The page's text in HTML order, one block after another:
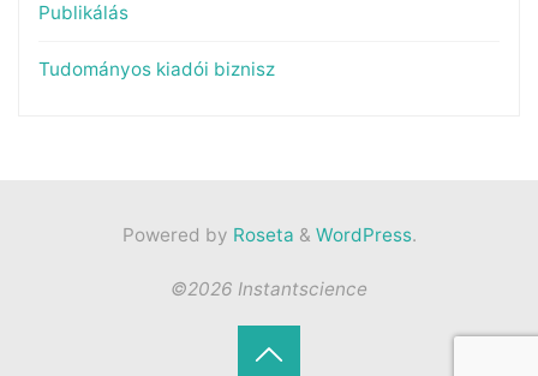
Publikálás
Tudományos kiadói biznisz
Powered by Roseta & WordPress.
©2026 Instantscience